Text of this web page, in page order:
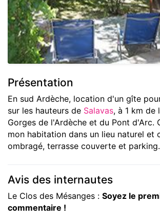
Présentation
En sud Ardèche, location d'un gîte
sur les hauteurs de Salavas, à 1 km de
Gorges de l'Ardèche et du Pont d'Arc.
mon habitation dans un lieu naturel et
ombragé, terrasse couverte et parking.
Avis des internautes
Le Clos des Mésanges : Soyez le
commentaire !